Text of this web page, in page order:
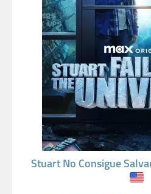
Stuart No Consigue